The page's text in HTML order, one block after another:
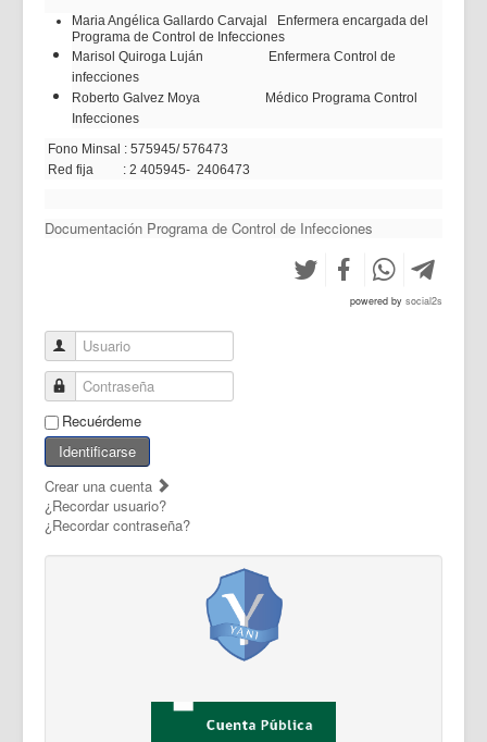
Maria Angélica Gallardo Carvajal Enfermera encargada del
Programa de Control de Infecciones
Marisol Quiroga Luján Enfermera Control de
infecciones
Roberto Galvez Moya Médico Programa Control
Infecciones
Fono Minsal : 575945/ 576473
Red fija : 2 405945- 2406473
Documentación Programa de Control de Infecciones
powered by social2s
Usuario
Contraseña
Recuérdeme
Identificarse
Crear una cuenta
¿Recordar usuario?
¿Recordar contraseña?